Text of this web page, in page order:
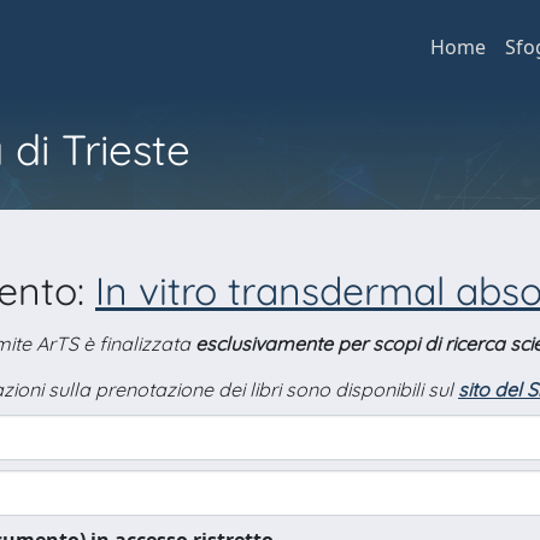
Home
Trieste
In vitro transdermal
ArTS è finalizzata esclusivamente per scopi di ricerca
sulla prenotazione dei libri sono disponibili sul sito del